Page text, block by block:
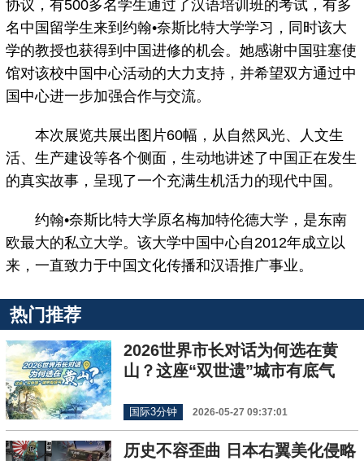
协议，有500多名学生通过了汉语培训班的考试，有多
名中国留学生来到约翰•奈斯比特大学学习，同时该大
学的教授也获得到中国进修的机会。她感谢中国驻塞使
馆对该校中国中心活动的大力支持，并希望双方通过中
国中心进一步加强合作与交流。
本次展览共展出图片60幅，从自然风光、人文生
活、生产建设等各个侧面，生动地讲述了中国正在发生
的真实故事，呈现了一个充满生机活力的现代中国。
约翰•奈斯比特大学原名梅加特伦德大学，是东南
欧最大的私立大学。该大学中国中心自2012年成立以
来，一直致力于中国文化传播和汉语推广事业。
热门推荐
2026世界市长对话为何选在黄
山？这座“双世遗”城市有底气
国际3分钟 2026-05-27 09:37:01
历史不容歪曲 日本右翼美化侵略